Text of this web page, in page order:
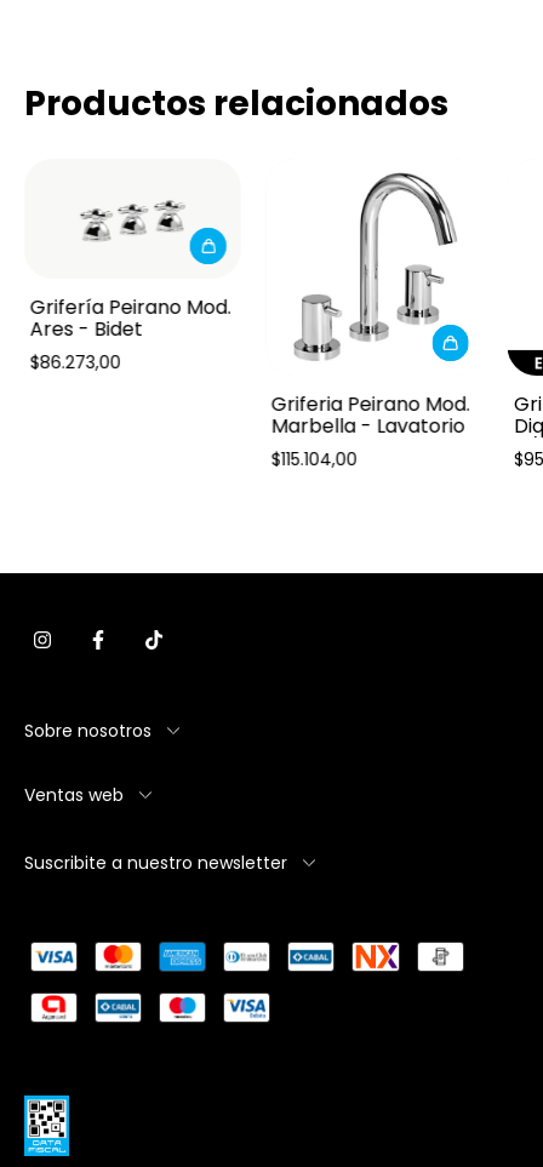
Productos relacionados
Grifería Peirano Mod.
Ares - Bidet
$86.273,00
Griferia Peirano Mod.
Marbella - Lavatorio
$115.104,00 C/
Sobre nosotros
Ventas web
Suscribite a nuestro newsletter